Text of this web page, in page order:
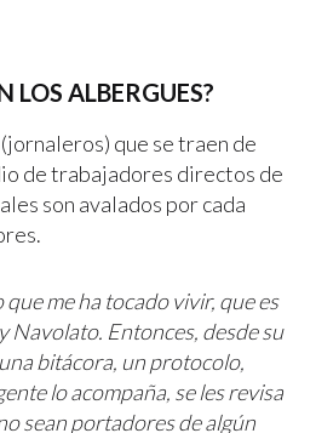
LOS ALBERGUES?
que se traen de
de trabajadores directos de
son avalados por cada
que me ha tocado vivir, que es
Navolato. Entonces, desde su
bitácora, un protocolo,
lo acompaña, se les revisa
sean portadores de algún